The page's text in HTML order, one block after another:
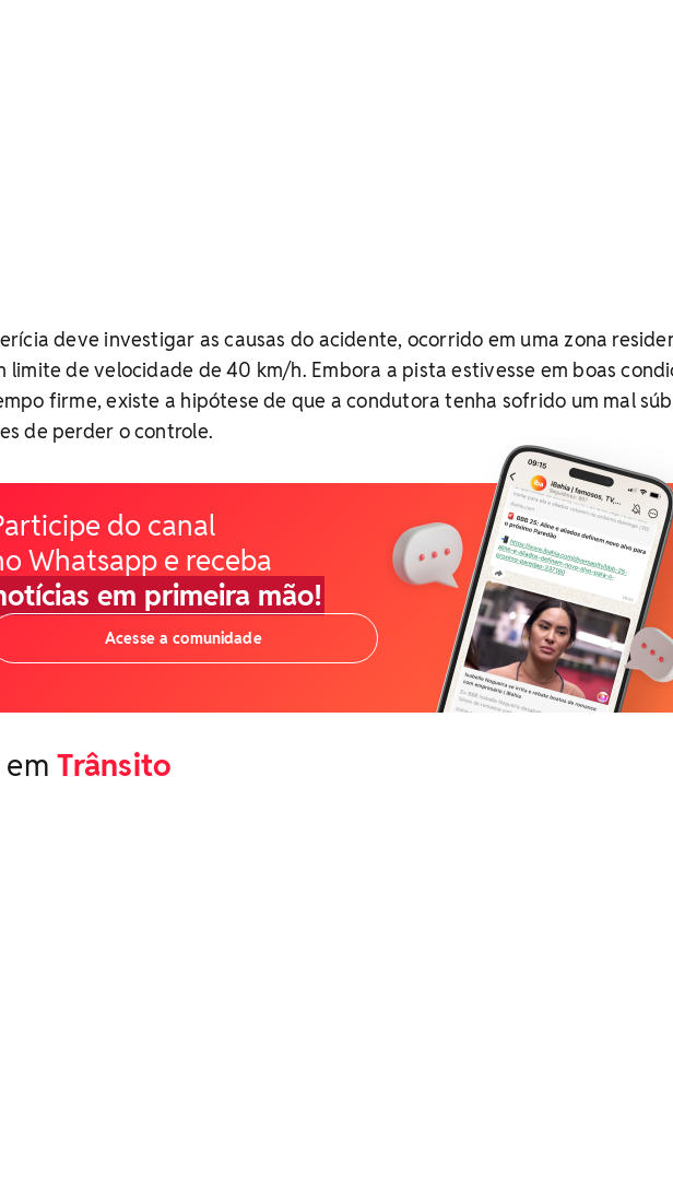
deve investigar as causas do acidente, ocorrido em uma zona
limite de velocidade de 40 km/h. Embora a pista estivesse em boas
firme, existe a hipótese de que a condutora tenha sofrido um mal
de perder o controle.
do canal
Whatsapp e receba
em primeira mão!
Acesse a comunidade
emTrânsito